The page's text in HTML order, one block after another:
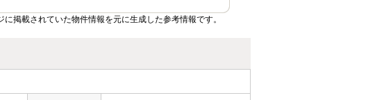
掲載されていた物件情報を元に生成した参考情報です。